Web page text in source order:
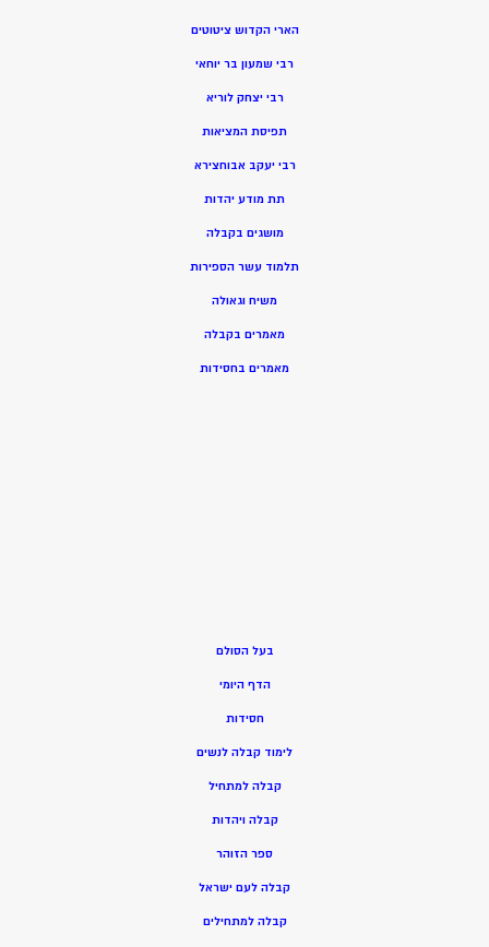
הארי הקדוש ציטוטים
רבי שמעון בר יוחאי
רבי יצחק לוריא
תפיסת המציאות
רבי יעקב אבוחצירא
תת מודע יהדות
מושגים בקבלה
תלמוד עשר הספירות
משיח וגאולה
מאמרים בקבלה
מאמרים בחסידות
בעל הסולם
הדף היומי
חסידות
לימוד קבלה לנשים
קבלה למתחיל
קבלה ויהדות
ספר הזוהר
קבלה לעם ישראל
קבלה למתחילים